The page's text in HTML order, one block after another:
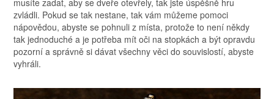
musíte zadat, aby se dveře otevřely, tak jste úspěšně hru
zvládli. Pokud se tak nestane, tak vám můžeme pomoci
nápovědou, abyste se pohnuli z místa, protože to není někdy
tak jednoduché a je potřeba mít oči na stopkách a být opravdu
pozorní a správně si dávat všechny věci do souvislostí, abyste
vyhráli.